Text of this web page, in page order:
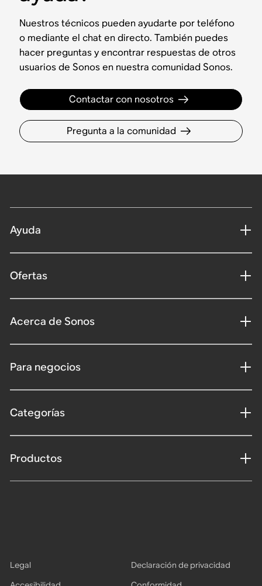
Nuestros técnicos pueden ayudarte por teléfono
o mediante el chat en directo. También puedes
hacer preguntas y encontrar respuestas de otros
usuarios de Sonos en nuestra comunidad Sonos.
Contactar con nosotros
Pregunta a la comunidad
Ayuda
Ofertas
Acerca de Sonos
Para negocios
Categorías
Productos
Legal
Declaración de privacidad